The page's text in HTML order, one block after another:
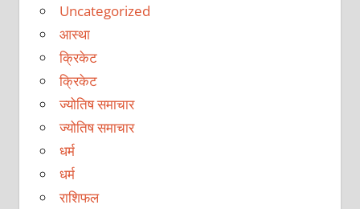
Uncategorized
आस्था
क्रिकेट
क्रिकेट
ज्योतिष समाचार
ज्योतिष समाचार
धर्म
धर्म
राशिफल